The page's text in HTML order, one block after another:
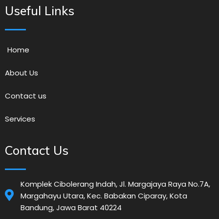
Useful Links
Home
About Us
Contact us
Services
Contact Us
Komplek Cibolerang Indah, Jl. Margajaya Raya No.7A,
Margahayu Utara, Kec. Babakan Ciparay, Kota
Bandung, Jawa Barat 40224